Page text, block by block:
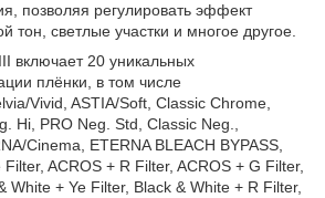
позволяя регулировать эффект
тон, светлые участки и многое другое.
включает 20 уникальных
плёнки, в том числе
Vivid, ASTIA/Soft, Classic Chrome,
Hi, PRO Neg. Std, Classic Neg.,
Cinema, ETERNA BLEACH BYPASS,
ACROS + R Filter, ACROS + G Filter,
White + Ye Filter, Black & White + R Filter,